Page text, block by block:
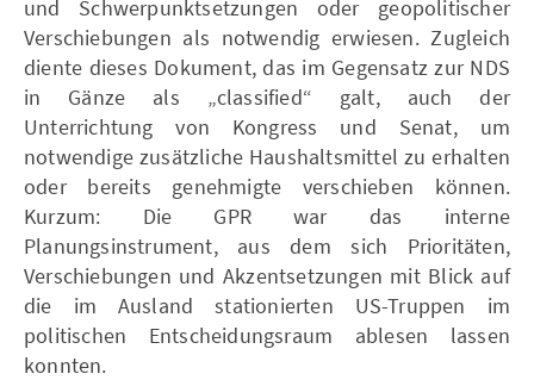
und Schwerpunktsetzungen oder geopolitischer
Verschiebungen als notwendig erwiesen. Zugleich
diente dieses Dokument, das im Gegensatz zur NDS
in Gänze als „classified“ galt, auch der
Unterrichtung von Kongress und Senat, um
notwendige zusätzliche Haushaltsmittel zu erhalten
oder bereits genehmigte verschieben können.
Kurzum: Die GPR war das interne
Planungsinstrument, aus dem sich Prioritäten,
Verschiebungen und Akzentsetzungen mit Blick auf
die im Ausland stationierten US-Truppen im
politischen Entscheidungsraum ablesen lassen
konnten.